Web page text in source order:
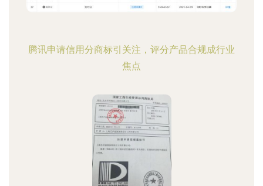
腾讯申请信用分商标引关注，评分产品合规成行业
焦点